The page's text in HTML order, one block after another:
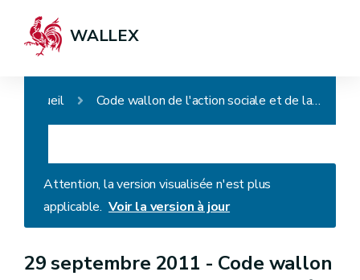
WALLEX
Accueil Code wallon de l'action sociale et de la santé (CWASS) - Partie décrétale
Attention, la version visualisée n'est plus
applicable. Voir la version à jour
29 septembre 2011 - Code wallon